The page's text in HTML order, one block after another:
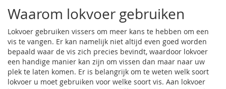
Waarom lokvoer gebruiken
Lokvoer gebruiken vissers om meer kans te hebben om een
vis te vangen. Er kan namelijk niet altijd even goed worden
bepaald waar de vis zich precies bevindt, waardoor lokvoer
een handige manier kan zijn om vissen dan maar naar uw
plek te laten komen. Er is belangrijk om te weten welk soort
lokvoer u moet gebruiken voor welke soort vis. Aan lokvoer